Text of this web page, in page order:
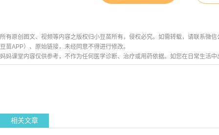
所有原创图文、视频等内容之版权归小豆苗所有，侵权必究。如需转载，请联系微
豆苗APP）、原始链接，未经同意不得进行修改。
妈妈课堂内容仅供参考，不作为任何医学诊断、治疗或用药依据。如您在日常生活
相关文章